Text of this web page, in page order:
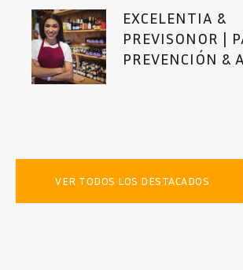
EXCELENTIA &
PREVISONOR |
PREVENCIÓN &
VER TODOS LOS DESTACADOS